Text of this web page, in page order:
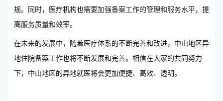
规。同时，医疗机构也需要加强备案工作的管理和服务水平，提
高服务质量和效率。
在未来的发展中，随着医疗体系的不断完善和改进，中山地区异
地住院备案工作也将不断发展和完善。相信在大家的共同努力
下，中山地区的异地就医将会更加便捷、高效、透明。